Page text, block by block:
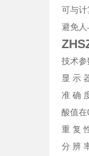
可与
避免人
技术参
显 示
准 确
酸值
重 复
分 辨